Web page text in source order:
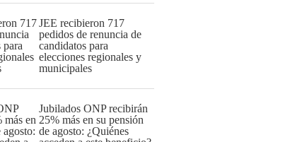
JEE recibieron 717
pedidos de renuncia de
candidatos para
elecciones regionales y
municipales
Jubilados ONP recibirán
25% más en su pensión
de agosto: ¿Quiénes